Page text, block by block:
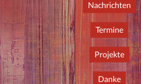
Nachrichten
Termine
Projekte
Danke